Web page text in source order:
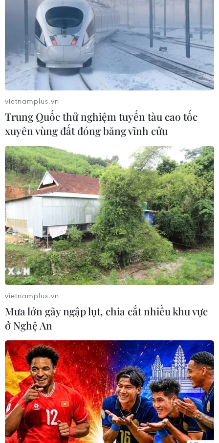
vietnamplus.vn
Trung Quốc thử nghiệm tuyến tàu cao tốc
xuyên vùng đất đóng băng vĩnh cửu
vietnamplus.vn
Mưa lớn gây ngập lụt, chia cắt nhiều khu vực
ở Nghệ An